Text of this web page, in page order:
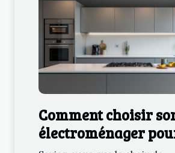
Comment choisir
électroménager